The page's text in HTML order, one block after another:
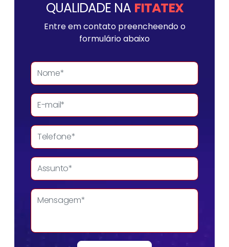
QUALIDADE NA FITATEX
Entre em contato preencheendo o
formulário abaixo